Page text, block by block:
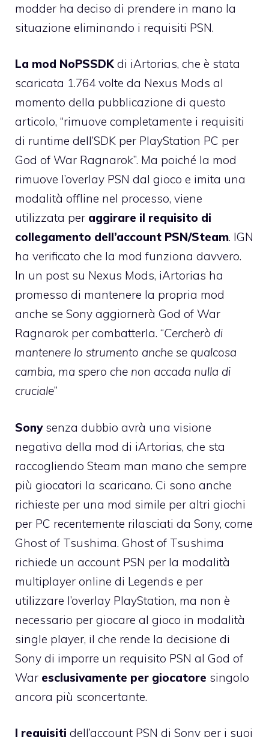
modder ha deciso di prendere in mano la
situazione eliminando i requisiti PSN.
La mod NoPSSDK di iArtorias, che è stata
scaricata 1.764 volte da Nexus Mods al
momento della pubblicazione di questo
articolo, “rimuove completamente i requisiti
di runtime dell’SDK per PlayStation PC per
God of War Ragnarok”. Ma poiché la mod
rimuove l’overlay PSN dal gioco e imita una
modalità offline nel processo, viene
utilizzata per aggirare il requisito di
collegamento dell’account PSN/Steam. IGN
ha verificato che la mod funziona davvero.
In un post su Nexus Mods, iArtorias ha
promesso di mantenere la propria mod
anche se Sony aggiornerà God of War
Ragnarok per combatterla. “Cercherò di
mantenere lo strumento anche se qualcosa
cambia, ma spero che non accada nulla di
cruciale”
Sonysenza dubbio avrà una visione
negativa della mod di iArtorias, che sta
raccogliendo Steam man mano che sempre
più giocatori la scaricano. Ci sono anche
richieste per una mod simile per altri giochi
per PC recentemente rilasciati da Sony, come
Ghost of Tsushima. Ghost of Tsushima
richiede un account PSN per la modalità
multiplayer online di Legends e per
utilizzare l’overlay PlayStation, ma non è
necessario per giocare al gioco in modalità
single player, il che rende la decisione di
Sony di imporre un requisito PSN al God of
War esclusivamente per giocatore singolo
ancora più sconcertante.
I requisiti dell’account PSN di Sony per i suoi